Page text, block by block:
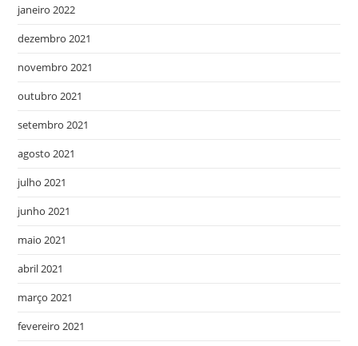
janeiro 2022
dezembro 2021
novembro 2021
outubro 2021
setembro 2021
agosto 2021
julho 2021
junho 2021
maio 2021
abril 2021
março 2021
fevereiro 2021